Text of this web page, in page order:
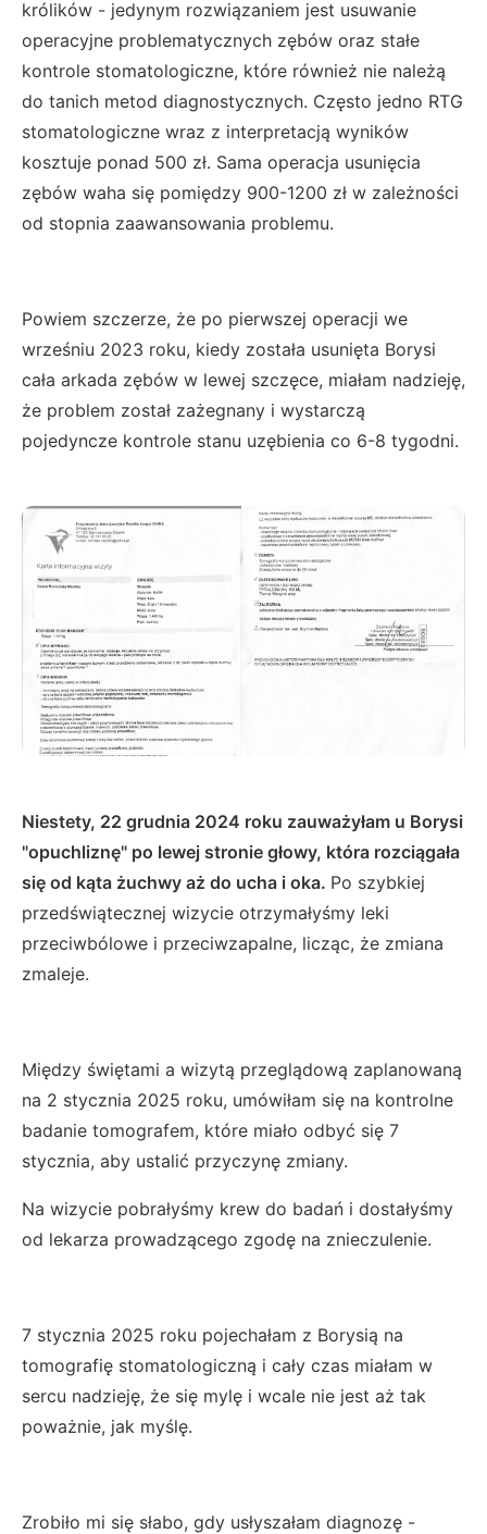
królików - jedynym rozwiązaniem jest usuwanie
operacyjne problematycznych zębów oraz stałe
kontrole stomatologiczne, które również nie należą
do tanich metod diagnostycznych. Często jedno RTG
stomatologiczne wraz z interpretacją wyników
kosztuje ponad 500 zł. Sama operacja usunięcia
zębów waha się pomiędzy 900-1200 zł w zależności
od stopnia zaawansowania problemu.
Powiem szczerze, że po pierwszej operacji we
wrześniu 2023 roku, kiedy została usunięta Borysi
cała arkada zębów w lewej szczęce, miałam nadzieję,
że problem został zażegnany i wystarczą
pojedyncze kontrole stanu uzębienia co 6-8 tygodni.
Niestety, 22 grudnia 2024 roku zauważyłam u Borysi
"opuchliznę" po lewej stronie głowy, która rozciągała
się od kąta żuchwy aż do ucha i oka. Po szybkiej
przedświątecznej wizycie otrzymałyśmy leki
przeciwbólowe i przeciwzapalne, licząc, że zmiana
zmaleje.
Między świętami a wizytą przeglądową zaplanowaną
na 2 stycznia 2025 roku, umówiłam się na kontrolne
badanie tomografem, które miało odbyć się 7
stycznia, aby ustalić przyczynę zmiany.
Na wizycie pobrałyśmy krew do badań i dostałyśmy
od lekarza prowadzącego zgodę na znieczulenie.
7 stycznia 2025 roku pojechałam z Borysią na
tomografię stomatologiczną i cały czas miałam w
sercu nadzieję, że się mylę i wcale nie jest aż tak
poważnie, jak myślę.
Zrobiło mi się słabo, gdy usłyszałam diagnozę -